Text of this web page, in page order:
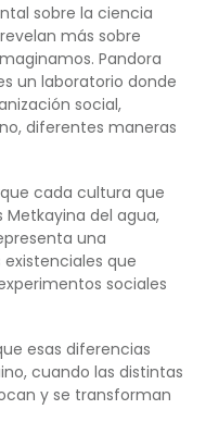
sobre la ciencia
más sobre
Pandora
un laboratorio donde
social,
diferentes maneras
cada cultura que
Metkayina del agua,
una
que
sociales
esas diferencias
cuando las distintas
y se transforman